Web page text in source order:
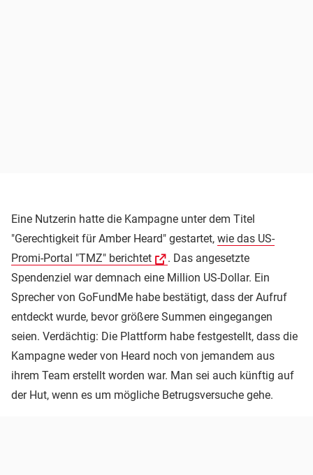
Eine Nutzerin hatte die Kampagne unter dem Titel
"Gerechtigkeit für Amber Heard" gestartet, wie das US-
Promi-Portal "TMZ" berichtet
. Das angesetzte
Spendenziel war demnach eine Million US-Dollar. Ein
Sprecher von GoFundMe habe bestätigt, dass der Aufruf
entdeckt wurde, bevor größere Summen eingegangen
seien. Verdächtig: Die Plattform habe festgestellt, dass die
Kampagne weder von Heard noch von jemandem aus
ihrem Team erstellt worden war. Man sei auch künftig auf
der Hut, wenn es um mögliche Betrugsversuche gehe.